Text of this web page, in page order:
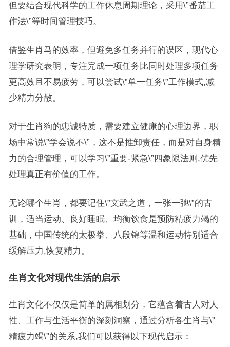
但要结合现代科学的工作休息周期理论，采用\”番茄工
作法\”等时间管理技巧。
借鉴生肖马的效率，但避免多任务并行的误区，现代心
理学研究表明，专注完成一项任务比同时处理多项任务
更高效且不易疲劳，可以尝试\”单一任务\”工作模式,减
少精力分散。
对于生肖狗的忠诚特质，需要建立健康的心理边界，职
场中常说\”学会说不\”，这不是推卸责任，而是对自身精
力的合理管理，可以学习\”重要-紧急\”四象限法则,优先
处理真正有价值的工作。
无论哪个生肖，都要记住\”文武之道，一张一弛\”的古
训，适当运动、良好睡眠、均衡饮食是预防精疲力竭的
基础，中国传统的太极拳、八段锦等温和运动特别适合
缓解压力,恢复精力。
生肖文化对现代生活的启示
生肖文化不仅仅是简单的属相划分，它蕴含着古人对人
性、工作与生活平衡的深刻洞察，通过分析各生肖与\”
精疲力竭\”的关系,我们可以获得以下现代启示：